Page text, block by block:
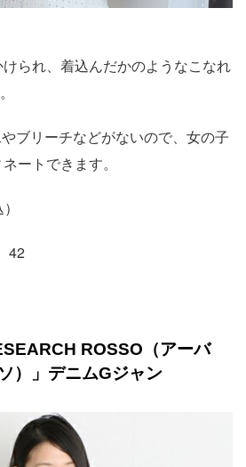
られ、着込んだかのようなこなれ
ブリーチなどがないので、女の子
ートできます。
42
ROSSO（アーバ
）」デニムGジャン